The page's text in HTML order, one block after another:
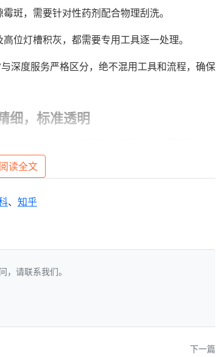
斑，需要针对性药剂配合物理刮洗。
位灯槽积灰，都需要专用工具逐一处理。
深度服务严格区分，绝不混用工具和流程，确保
细，标准透明
。
避免二次污染。
读全文
、 知乎
请联系我们。
下一篇